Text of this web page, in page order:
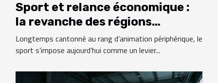
Sport et relance économique :
la revanche des régions
oubliées
Longtemps cantonné au rang d’animation périphérique, le
sport s’impose aujourd’hui comme un levier...